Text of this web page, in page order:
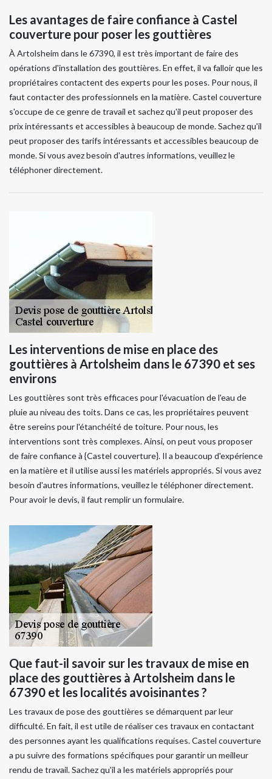
Les avantages de faire confiance à Castel
couverture pour poser les gouttières
À Artolsheim dans le 67390, il est très important de faire des
opérations d'installation des gouttières. En effet, il va falloir que les
propriétaires contactent des experts pour les poses. Pour nous, il
faut contacter des professionnels en la matière. Castel couverture
s'occupe de ce genre de travail et sachez qu'il peut proposer des
prix intéressants et accessibles à beaucoup de monde. Sachez qu'il
peut proposer des tarifs intéressants et accessibles beaucoup de
monde. Si vous avez besoin d'autres informations, veuillez le
téléphoner directement.
Les interventions de mise en place des
gouttières à Artolsheim dans le 67390 et ses
environs
Les gouttières sont très efficaces pour l'évacuation de l'eau de
pluie au niveau des toits. Dans ce cas, les propriétaires peuvent
être sereins pour l'étanchéité de toiture. Pour nous, les
interventions sont très complexes. Ainsi, on peut vous proposer
de faire confiance à {Castel couverture}. Il a beaucoup d'expérience
en la matière et il utilise aussi les matériels appropriés. Si vous avez
besoin d'autres informations, veuillez le téléphoner directement.
Pour avoir le devis, il faut remplir un formulaire.
Que faut-il savoir sur les travaux de mise en
place des gouttières à Artolsheim dans le
67390 et les localités avoisinantes ?
Les travaux de pose des gouttières se démarquent par leur
difficulté. En fait, il est utile de réaliser ces travaux en contactant
des personnes ayant les qualifications requises. Castel couverture
a pu suivre des formations spécifiques pour garantir un meilleur
rendu de travail. Sachez qu'il a les matériels appropriés pour